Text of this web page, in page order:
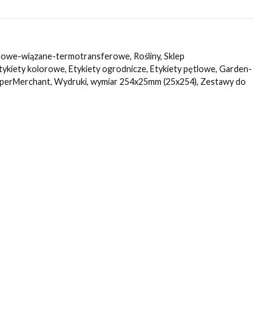
wiązane-termotransferowe, Rośliny, Sklep
kolorowe, Etykiety ogrodnicze, Etykiety pętlowe, Garden-
, Wydruki, wymiar 254x25mm (25x254), Zestawy do